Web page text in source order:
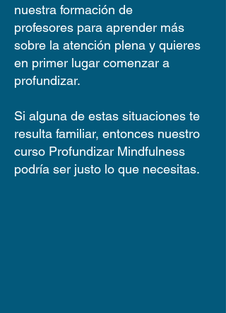
nuestra formación de
profesores para aprender más
sobre la atención plena y quieres
en primer lugar comenzar a
profundizar.
Si alguna de estas situaciones te
resulta familiar, entonces nuestro
curso Profundizar Mindfulness
podría ser justo lo que necesitas.